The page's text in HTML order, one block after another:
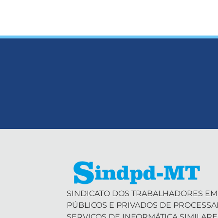
SINDICATO DOS TRABALHADORES
PÚBLICOS E PRIVADOS DE